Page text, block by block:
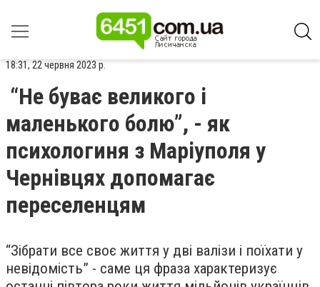
18:31, 22 червня 2023 р.
“Не буває великого і
маленького болю”, - як
психологиня з Маріуполя у
Чернівцях допомагає
переселенцям
“Зібрати все своє життя у дві валізи і поїхати у
невідомість” - саме ця фраза характеризує